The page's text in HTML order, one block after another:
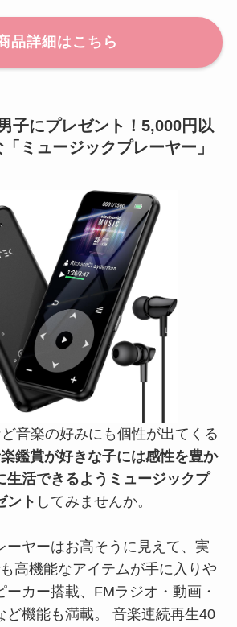
品詳細はこちら
子にプレゼント！5,000円以
ミュージックプレーヤー」
音楽の好みにも個性が出てくる
鑑賞が好きな子には感性を豊か
生活できるようミュージックプ
ント してみませんか。
ーヤーはお高そうに見えて、実
高機能なアイテムが手に入りや
カー搭載、FMラジオ・動画・
ど機能も満載。 音楽連続再生40